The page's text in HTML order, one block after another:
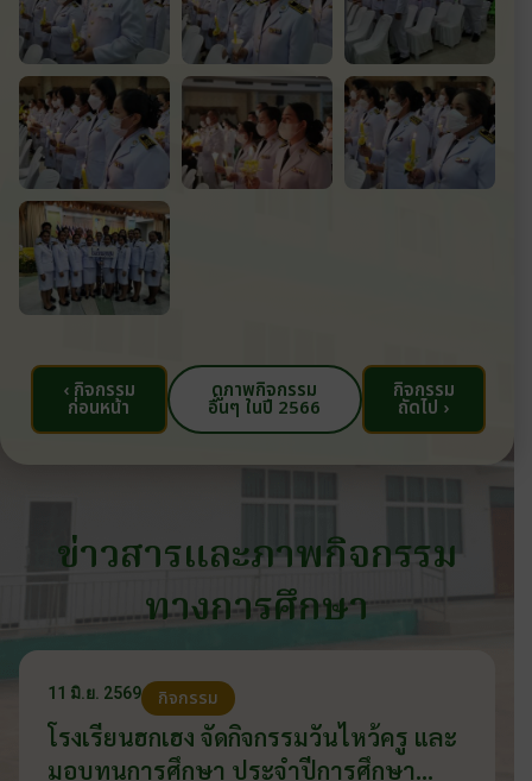
‹ กิจกรรม
ก่อนหน้า
ดูภาพกิจกรรม
อื่นๆ ในปี 2566
กิจกรรม
ถัดไป ›
ข่าวสารและภาพกิจกรรม
ทางการศึกษา
11 มิ.ย. 2569 กิจกรรม
โรงเรียนฮกเฮง จัดกิจกรรมวันไหว้ครู และ
มอบทุนการศึกษา ประจำปีการศึกษา